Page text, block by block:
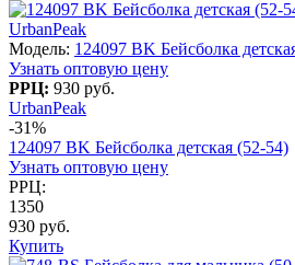
UrbanPeak
Модель: 124097 BK Бейсболка
Узнать оптовую цену
РРЦ: 930 руб.
UrbanPeak
-31%
124097 BK Бейсболка детская (52-54)
Узнать оптовую цену
РРЦ:
1350
930 руб.
Купить